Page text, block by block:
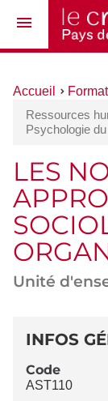
Vous
ici :
Accueil
Ressources
Psychologie
LES
Unité
INFOS
Code
AST110